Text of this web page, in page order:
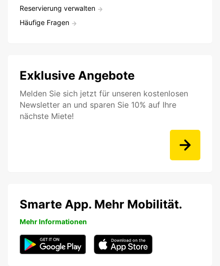
Reservierung verwalten
Häufige Fragen
Exklusive Angebote
Melden Sie sich jetzt für unseren kostenlosen
Newsletter an und sparen Sie 10% auf Ihre
nächste Miete!
Smarte App. Mehr Mobilität.
Mehr Informationen